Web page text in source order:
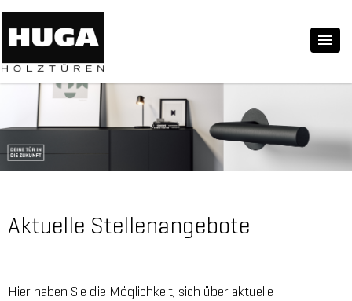
Aktuelle Stellenangebote
Hier haben Sie die Möglichkeit, sich über aktuelle